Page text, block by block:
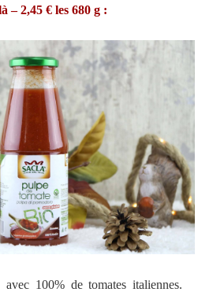
– 2,45 € les 680 g :
avec 100% de tomates italiennes.